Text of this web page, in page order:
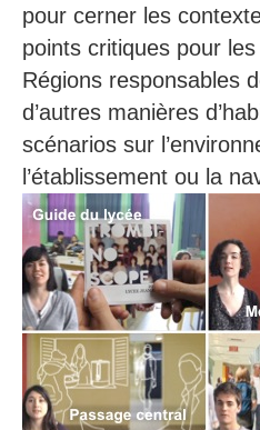
pour cerner les
points critiques pour
Régions responsables
d’autres manières
scénarios sur
l’établissement ou la